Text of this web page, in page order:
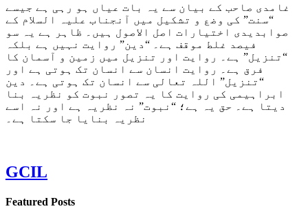
غامدی صاحب کے بیان سے یہ بات عیاں ہو رہی ہے جیسے
“سنت” کی وضع و تشکیل میں آنجناب علیہ السلام کے
صوابدیدی اختیارات اصل الاصول ہیں۔ ظاہر ہے یہ سو
فیصد غلط موقف ہے۔ “دین” روایت نہیں ہے بلکہ
“تنزیل” ہے۔ روایت اور تنزیل میں زمین و آسمان کا
فرق ہے۔ روایت انسان سے انسان تک ہوتی ہے اور
“تنزیل” اللہ تعالی سے انسان تک ہوتی ہے۔ دین
ابراہیمی کی روایت کا یہ تصور نبوت کو نظریہ بنا
دیتا ہے۔ حق یہ ہے؛ “نبوت” نہ نظریہ ہے اور نہ اسے
نظریہ بنایا جا سکتا ہے۔
GCIL
Featured Posts